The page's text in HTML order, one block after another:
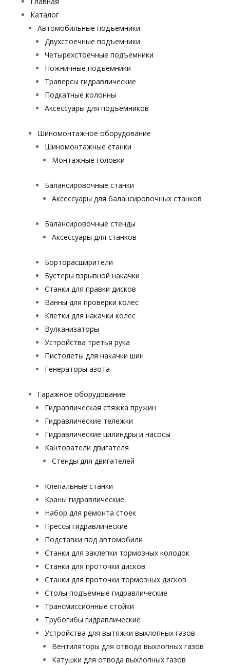
Каталог
Автомобильные подъемники
Двухстоечные подъемники
Четырехстоечные подъемники
Ножничные подъемники
Траверсы гидравлические
Подкатные колонны
Аксессуары для подъемников
Шиномонтажное оборудование
Шиномонтажные станки
Монтажные головки
Балансировочные станки
Аксессуары для балансировочных станков
Балансировочные стенды
Аксессуары для станков
Борторасширители
Бустеры взрывной накачки
Станки для правки дисков
Ванны для проверки колес
Клетки для накачки колес
Вулканизаторы
Устройства третья рука
Пистолеты для накачки шин
Генераторы азота
Гаражное оборудование
Гидравлическая стяжка пружин
Гидравлические тележки
Гидравлические цилиндры и насосы
Кантователи двигателя
Стенды для двигателей
Клепальные станки
Краны гидравлические
Набор для ремонта стоек
Прессы гидравлические
Подставки под автомобили
Станки для заклепки тормозных колодок
Станки для проточки дисков
Станки для проточки тормозных дисков
Столы подъемные гидравлические
Трансмиссионные стойки
Трубогибы гидравлические
Устройства для вытяжки выхлопных газов
Вентиляторы для отвода выхлопных газов
Катушки для отвода выхлопных газов